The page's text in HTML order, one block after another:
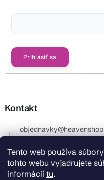
Tento web používa
tohto webu vyjadrujete
informácií tu.
Prihlásiť sa
Kontakt
objednavky@
_Info objednávky :
8.00 hod. do 12.00 .
HeavenShop.sk